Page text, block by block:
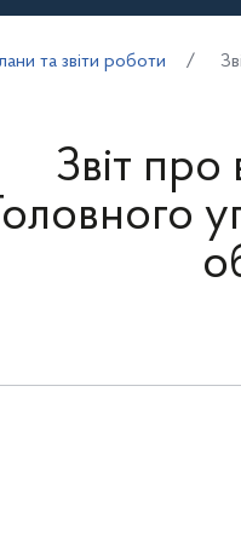
та звіти роботи
Звіт